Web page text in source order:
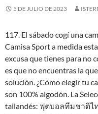
5 DE JULIO DE 2023
117. El sábado cogí una
Camisa Sport a medida
excusa que tienes para no
es que no encuentras la
solución. ¿Cómo elegir tu
son 100% algodón. La
tailandés: ฟุตบอลทีมชาติไท